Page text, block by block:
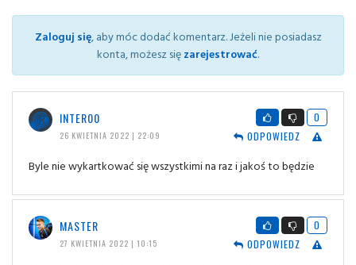
Zaloguj się, aby móc dodać komentarz. Jeżeli nie posiadasz
konta, możesz sięzarejestrować.
INTER00
26 KWIETNIA 2022 | 22:09
0
ODPOWIEDZ
Byle nie wykartkować się wszystkimi na raz i jakoś to będzie
MASTER
27 KWIETNIA 2022 | 10:15
0
ODPOWIEDZ